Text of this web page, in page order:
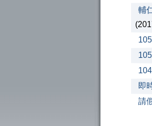
輔
即
請